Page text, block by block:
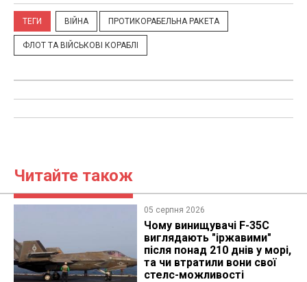
ТЕГИ ВІЙНА ПРОТИКОРАБЕЛЬНА РАКЕТА
ФЛОТ ТА ВІЙСЬКОВІ КОРАБЛІ
Читайте також
05 серпня 2026
Чому винищувачі F-35C
виглядають "іржавими"
після понад 210 днів у морі,
та чи втратили вони свої
стелс-можливості